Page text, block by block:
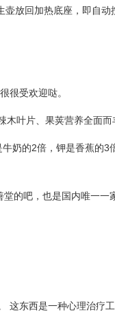
放回加热底座，即自
很受欢迎哒。
叶片、果荚营养全面而
奶的2倍，钾是香蕉的
的吧，也是国内唯一
这东西是一种心理治疗